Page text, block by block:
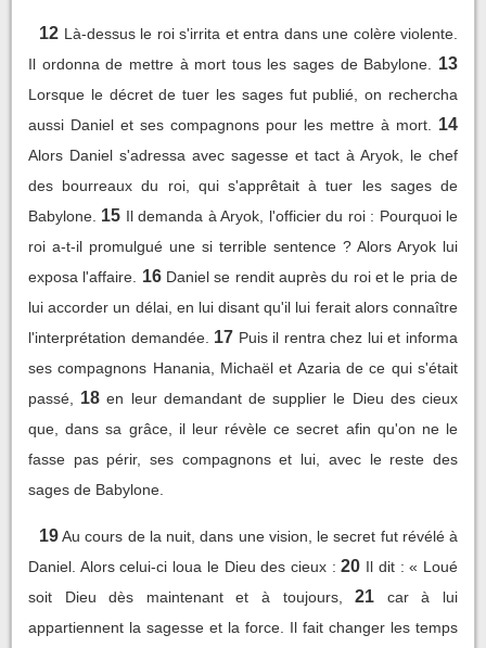
12 Là-dessus le roi s'irrita et entra dans une colère violente.
Il ordonna de mettre à mort tous les sages de Babylone.
13
Lorsque le décret de tuer les sages fut publié, on rechercha
aussi Daniel et ses compagnons pour les mettre à mort.
14
Alors Daniel s'adressa avec sagesse et tact à Aryok, le chef
des bourreaux du roi, qui s'apprêtait à tuer les sages de
Babylone. 15 Il demanda à Aryok, l'officier du roi : Pourquoi le
roi a-t-il promulgué une si terrible sentence ? Alors Aryok lui
exposa l'affaire.
16 Daniel se rendit auprès du roi et le pria de
lui accorder un délai, en lui disant qu'il lui ferait alors connaître
l'interprétation demandée. 17 Puis il rentra chez lui et informa
ses compagnons Hanania, Michaël et Azaria de ce qui s'était
passé,
18 en leur demandant de supplier le Dieu des cieux
que, dans sa grâce, il leur révèle ce secret afin qu'on ne le
fasse pas périr, ses compagnons et lui, avec le reste des
sages de Babylone.
19 Au cours de la nuit, dans une vision, le secret fut révélé à
Daniel. Alors celui-ci loua le Dieu des cieux : 20 Il dit : « Loué
soit Dieu dès maintenant et à toujours,
21
car à lui
appartiennent la sagesse et la force. Il fait changer les temps